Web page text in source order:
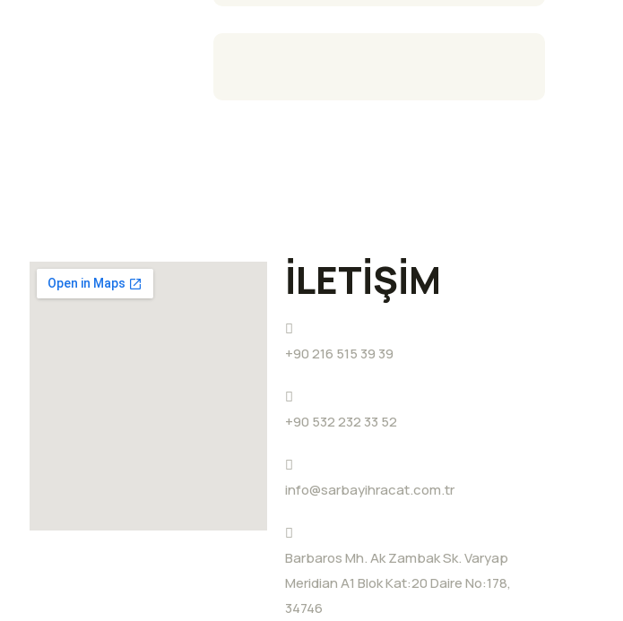
İLETİŞİM
+90 216 515 39 39
+90 532 232 33 52
info@sarbayihracat.com.tr
Barbaros Mh. Ak Zambak Sk. Varyap
Meridian A1 Blok Kat:20 Daire No:178,
34746